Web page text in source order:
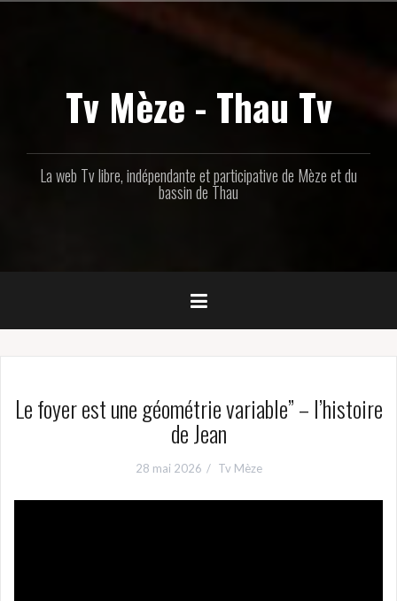
Tv Mèze - Thau Tv
La web Tv libre, indépendante et participative de Mèze et du
bassin de Thau
Le foyer est une géométrie variable” – l’histoire
de Jean
28 mai 2026 Tv Mèze